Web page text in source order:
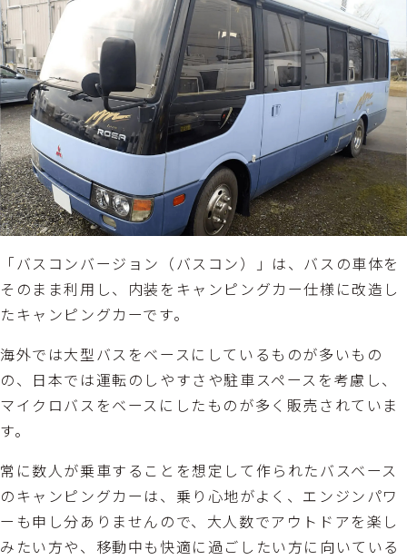
「バスコンバージョン（バスコン）」は、バスの車体を
そのまま利用し、内装をキャンピングカー仕様に改造し
たキャンピングカーです。
海外では大型バスをベースにしているものが多いもの
の、日本では運転のしやすさや駐車スペースを考慮し、
マイクロバスをベースにしたものが多く販売されていま
す。
常に数人が乗車することを想定して作られたバスベース
のキャンピングカーは、乗り心地がよく、エンジンパワ
ーも申し分ありませんので、大人数でアウトドアを楽し
みたい方や、移動中も快適に過ごしたい方に向いている